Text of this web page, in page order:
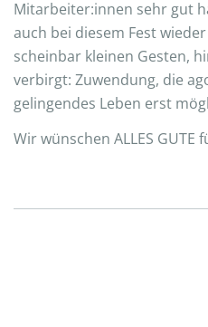
Mitarbeiter:innen sehr gut
auch bei diesem Fest
scheinbar kleinen Gesten,
verbirgt: Zuwendung, die
gelingendes Leben erst
Wir wünschen ALLES GUTE